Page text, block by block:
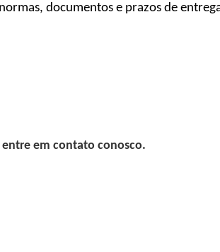
documentos e prazos de
em contato conosco.